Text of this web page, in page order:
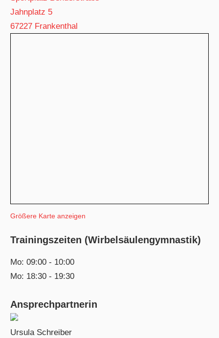
Jahnplatz 5
67227 Frankenthal
Größere Karte anzeigen
Trainingszeiten (Wirbelsäulengymnastik)
Mo: 09:00 - 10:00
Mo: 18:30 - 19:30
Ansprechpartnerin
Ursula Schreiber